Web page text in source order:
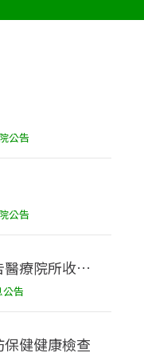
公告
公告
療院所收費
公告
健健康檢查